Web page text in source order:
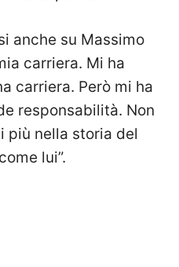
anche su Massimo
carriera. Mi ha
carriera. Però mi ha
responsabilità. Non
più nella storia del
lui”.